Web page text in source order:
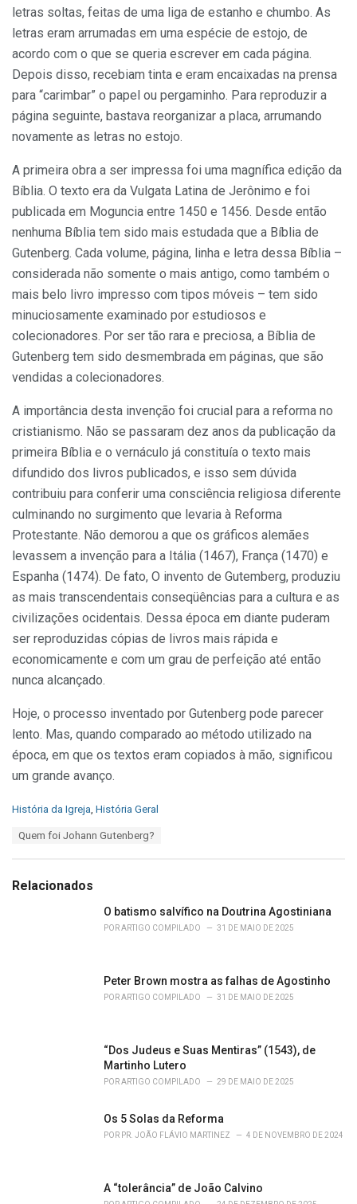
letras soltas, feitas de uma liga de estanho e chumbo. As
letras eram arrumadas em uma espécie de estojo, de
acordo com o que se queria escrever em cada página.
Depois disso, recebiam tinta e eram encaixadas na prensa
para “carimbar” o papel ou pergaminho. Para reproduzir a
página seguinte, bastava reorganizar a placa, arrumando
novamente as letras no estojo.
A primeira obra a ser impressa foi uma magnífica edição da
Bíblia. O texto era da Vulgata Latina de Jerônimo e foi
publicada em Moguncia entre 1450 e 1456. Desde então
nenhuma Bíblia tem sido mais estudada que a Bíblia de
Gutenberg. Cada volume, página, linha e letra dessa Bíblia –
considerada não somente o mais antigo, como também o
mais belo livro impresso com tipos móveis – tem sido
minuciosamente examinado por estudiosos e
colecionadores. Por ser tão rara e preciosa, a Bíblia de
Gutenberg tem sido desmembrada em páginas, que são
vendidas a colecionadores.
A importância desta invenção foi crucial para a reforma no
cristianismo. Não se passaram dez anos da publicação da
primeira Bíblia e o vernáculo já constituía o texto mais
difundido dos livros publicados, e isso sem dúvida
contribuiu para conferir uma consciência religiosa diferente
culminando no surgimento que levaria à Reforma
Protestante. Não demorou a que os gráficos alemães
levassem a invenção para a Itália (1467), França (1470) e
Espanha (1474). De fato, O invento de Gutemberg, produziu
as mais transcendentais conseqüências para a cultura e as
civilizações ocidentais. Dessa época em diante puderam
ser reproduzidas cópias de livros mais rápida e
economicamente e com um grau de perfeição até então
nunca alcançado.
Hoje, o processo inventado por Gutenberg pode parecer
lento. Mas, quando comparado ao método utilizado na
época, em que os textos eram copiados à mão, significou
um grande avanço.
C
o
r
História da Igreja História Geral
:
Quem foi Johann Gutenberg?
Relacionados
O batismo salvífico na Doutrina Agostiniana
PORARTIGO COMPILADO 31 DE MAIO DE 2025
Peter Brown mostra as falhas de Agostinho
PORARTIGO COMPILADO 31 DE MAIO DE 2025
“Dos Judeus e Suas Mentiras” (1543), de
Martinho Lutero
PORARTIGO COMPILADO 29 DE MAIO DE 2025
Os 5 Solas da Reforma
POR PR. JOÃO FLÁVIO MARTINEZ 4 DE NOVEMBRO DE 2024
A “tolerância” de João Calvino